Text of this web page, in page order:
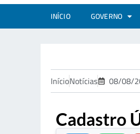
INÍCIO GOVERNO
InícioNotícias 08/08/
Cadastro